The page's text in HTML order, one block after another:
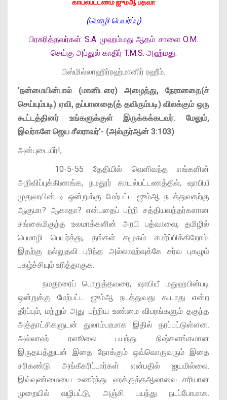
காயல்பட்டணம் ஜும்ஆ பத்வா
(மொழி பெயர்ப்பு)
பிரசுரித்தவர்கள்: S.A. முஹம்மது ஆதம். சாளை O.M.
செய்கு அப்துல் காதிர்T.M.S. அஹ்மது.
பிஸ்மில்லாஹிர்ரஹ்மானிர் ரஹீம்.
'நன்மையின்பால் (மானிடரை) அழைத்து, நேரானதை(ச்
செய்யும்படி) ஏவி, தப்பானதை(த் தவிரும்படி) விலக்கும் ஒரு
கூட்டத்தினர் உங்களுக்குள் இருக்கக்கடவர். மேலும்,
இவர்களே ஜெய சீலராவர்'- (அல்குர்ஆன் 3:103)
அன்புடையீர்!,
10-5-55 தேதியில் வெளிவந்த எங்களின்
அறிவிப்புக்கிணங்க, நமதூர் காயல்பட்டணத்தில், ஷாபியீ
முதுஹபின்படி ஒன்றுக்கு மேற்பட்ட ஜும்ஆ நடத்துவதற்கு
ஆகுமா? ஆகாதா? என்பதைப் பற்றி சத்தியவந்தர்களான
சங்கைமிகுந்த உலமாக்களின் அரபி பத்வாவை, தமிழில்
பெமாழி பெயர்த்து, தங்கள் சமூகம் சமர்ப்பிக்கிறோம்.
இதற்கு நல்லுதவி புரிந்த அல்லாஹ்வுக்கே சர்வ புகழும்
புகழ்ச்சியும் உரித்தாகுக.
நமதூரைப் பொறுத்தவரை, ஷாபியீ மதுஹபின்படி
ஒன்றுக்கு மேற்பட்ட ஜும்ஆ நடத்துவது கூடாது என்ற
தீர்ப்பும், மற்றும் அது பற்றிய உண்மை விபரங்களும் தகுந்த
அத்தாட்சிகளுடன் துலாம்பரமாக இதில் தரப்பட்டுள்ளன.
அல்லாஹ் ரஸூலை பயந்து நிஷ்களங்கமான
இருதயத்துடன் இதை நோக்கும் ஒவ்வொருவரும் இதை
சரிகண்டு அங்கீகரிப்பார்கள் என்பதில் ஐயமில்லை.
இவ்வுண்மையை உணர்ந்து ஹக்குத்தஆலாவை சரியான
முறையில் வழிபட்டு, அஞ்சி பயந்து நடப்போமாக.